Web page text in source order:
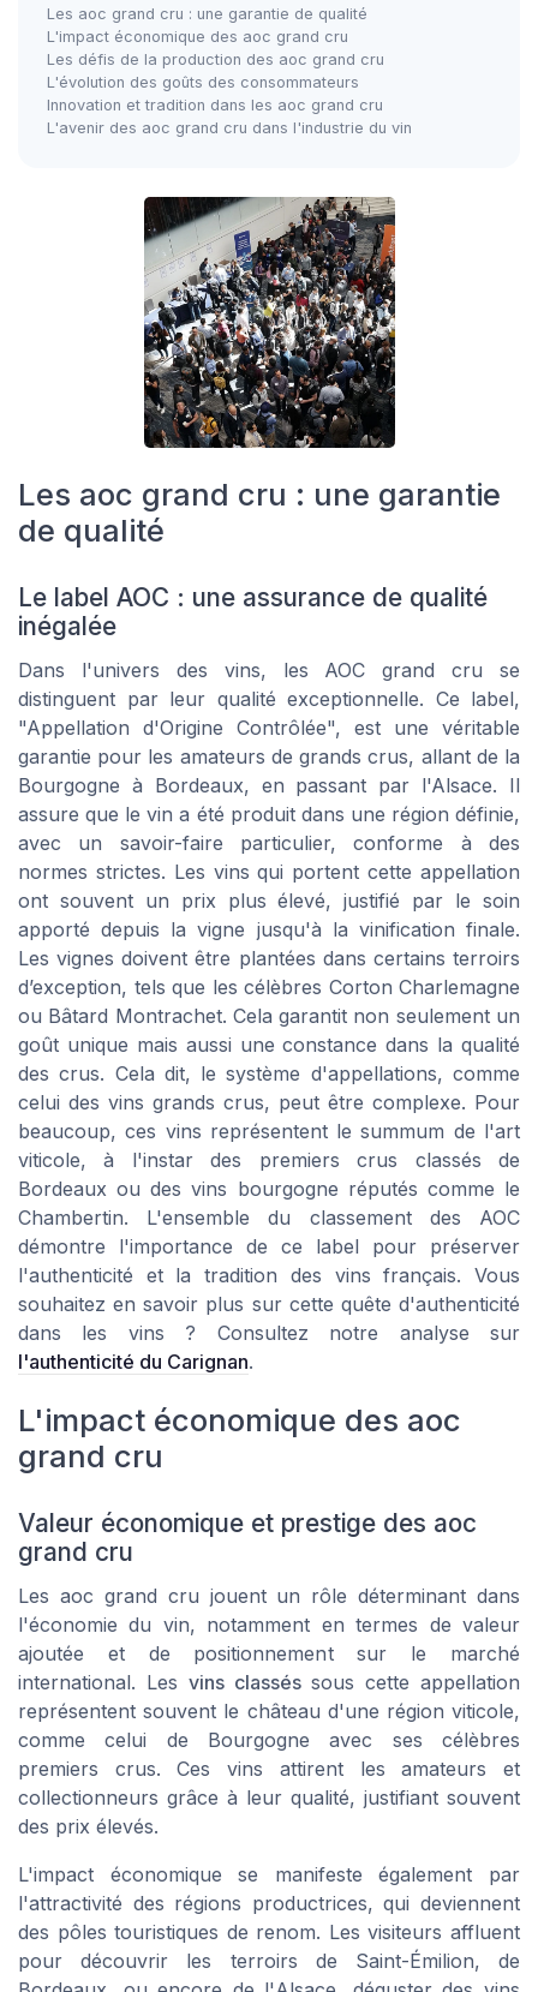
Les aoc grand cru : une garantie de qualité
L'impact économique des aoc grand cru
Les défis de la production des aoc grand cru
L'évolution des goûts des consommateurs
Innovation et tradition dans les aoc grand cru
L'avenir des aoc grand cru dans l'industrie du vin
Les aoc grand cru : une garantie
de qualité
Le label AOC : une assurance de qualité
inégalée
Dans l'univers des vins, les AOC grand cru se
distinguent par leur qualité exceptionnelle. Ce label,
"Appellation d'Origine Contrôlée", est une véritable
garantie pour les amateurs de grands crus, allant de la
Bourgogne à Bordeaux, en passant par l'Alsace. Il
assure que le vin a été produit dans une région définie,
avec un savoir-faire particulier, conforme à des
normes strictes. Les vins qui portent cette appellation
ont souvent un prix plus élevé, justifié par le soin
apporté depuis la vigne jusqu'à la vinification finale.
Les vignes doivent être plantées dans certains terroirs
d’exception, tels que les célèbres Corton Charlemagne
ou Bâtard Montrachet. Cela garantit non seulement un
goût unique mais aussi une constance dans la qualité
des crus. Cela dit, le système d'appellations, comme
celui des vins grands crus, peut être complexe. Pour
beaucoup, ces vins représentent le summum de l'art
viticole, à l'instar des premiers crus classés de
Bordeaux ou des vins bourgogne réputés comme le
Chambertin. L'ensemble du classement des AOC
démontre l'importance de ce label pour préserver
l'authenticité et la tradition des vins français. Vous
souhaitez en savoir plus sur cette quête d'authenticité
dans les vins ? Consultez notre analyse sur
l'authenticité du Carignan.
L'impact économique des aoc
grand cru
Valeur économique et prestige des aoc
grand cru
Les aoc grand cru jouent un rôle déterminant dans
l'économie du vin, notamment en termes de valeur
ajoutée et de positionnement sur le marché
international. Les vins classéssous cette appellation
représentent souvent le château d'une région viticole,
comme celui de Bourgogne avec ses célèbres
premiers crus. Ces vins attirent les amateurs et
collectionneurs grâce à leur qualité, justifiant souvent
des prix élevés.
L'impact économique se manifeste également par
l'attractivité des régions productrices, qui deviennent
des pôles touristiques de renom. Les visiteurs affluent
pour découvrir les terroirs de Saint-Émilion, de